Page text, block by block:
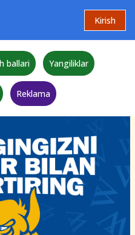
Kirish
ballari Yangiliklar
Reklama